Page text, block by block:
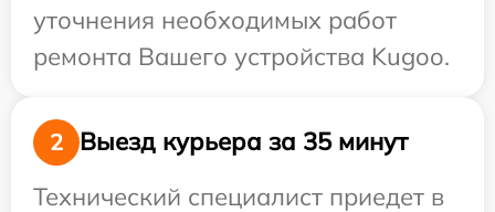
уточнения необходимых работ
ремонта Вашего устройства Kugoo.
2
Выезд курьера за 35 минут
Технический специалист приедет в